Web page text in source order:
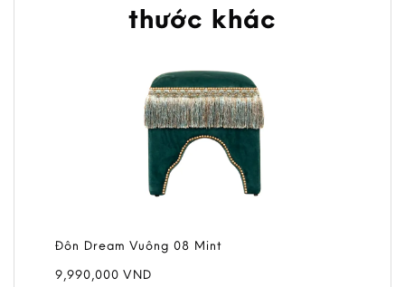
thước khác
Đôn Dream Vuông 08 Mint
9,990,000VND